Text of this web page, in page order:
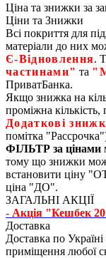
Ціна та знижки за
Ціни та Знижки
Всі покриття для
матеріали до них
Є‑Відновлення.
частинами" та
ПриватБанка.
Якщо знижка на
проміжна
Додаткові
помітка
ФІЛЬТР за цінами
тому що знижки
встановити ціну
ціна "ДО".
ЗАГАЛЬНІ АКЦІЇ
- Акція "Кешбек
Доставка
Доставка по
приміщення любої